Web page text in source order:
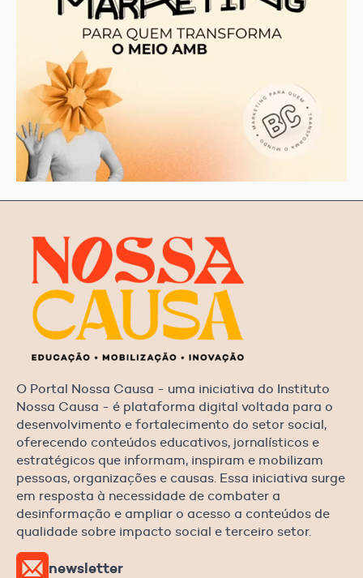
O Portal Nossa Causa - uma iniciativa do Instituto
Nossa Causa - é plataforma digital voltada para o
desenvolvimento e fortalecimento do setor social,
oferecendo conteúdos educativos, jornalísticos e
estratégicos que informam, inspiram e mobilizam
pessoas, organizações e causas. Essa iniciativa surge
em resposta à necessidade de combater a
desinformação e ampliar o acesso a conteúdos de
qualidade sobre impacto social e terceiro setor.
newsletter